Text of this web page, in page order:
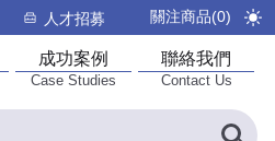
人才招募 關注商品(0)
成功案例
Case Studies
聯絡我們
Contact Us